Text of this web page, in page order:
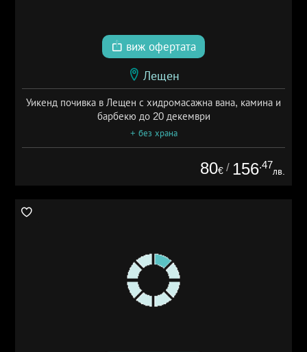
виж офертата
Лещен
Уикенд почивка в Лещен с хидромасажна вана, камина и
барбекю до 20 декември
+ без храна
80€ / 156.47
лв.